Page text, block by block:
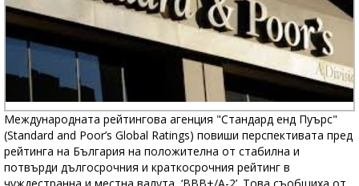
Международната рейтингова агенция "Стандард енд Пуърс"
(Standard and Poor’s Global Ratings) повиши перспективата пред
рейтинга на България на положителна от стабилна и
потвърди дългосрочния и краткосрочния рейтинг в